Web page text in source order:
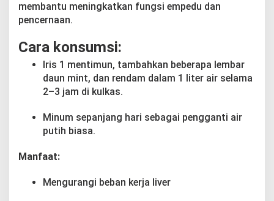
membantu meningkatkan fungsi empedu dan
pencernaan.
Cara konsumsi:
Iris 1 mentimun, tambahkan beberapa lembar
daun mint, dan rendam dalam 1 liter air selama
2–3 jam di kulkas.
Minum sepanjang hari sebagai pengganti air
putih biasa.
Manfaat:
Mengurangi beban kerja liver